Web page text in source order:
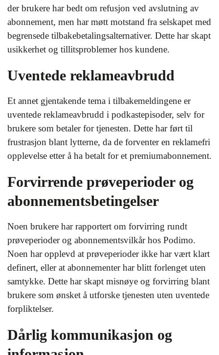
der brukere har bedt om refusjon ved avslutning av
abonnement, men har møtt motstand fra selskapet med
begrensede tilbakebetalingsalternativer. Dette har skapt
usikkerhet og tillitsproblemer hos kundene.
Uventede reklameavbrudd
Et annet gjentakende tema i tilbakemeldingene er
uventede reklameavbrudd i podkastepisoder, selv for
brukere som betaler for tjenesten. Dette har ført til
frustrasjon blant lytterne, da de forventer en reklamefri
opplevelse etter å ha betalt for et premiumabonnement.
Forvirrende prøveperioder og
abonnementsbetingelser
Noen brukere har rapportert om forvirring rundt
prøveperioder og abonnementsvilkår hos Podimo.
Noen har opplevd at prøveperioder ikke har vært klart
definert, eller at abonnementer har blitt forlenget uten
samtykke. Dette har skapt misnøye og forvirring blant
brukere som ønsket å utforske tjenesten uten uventede
forpliktelser.
Dårlig kommunikasjon og